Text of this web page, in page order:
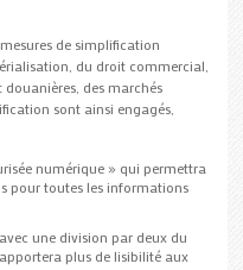
de simplification
du droit commercial,
des marchés
sont ainsi engagés,
numérique » qui permettra
pour toutes les informations
une division par deux du
plus de lisibilité aux